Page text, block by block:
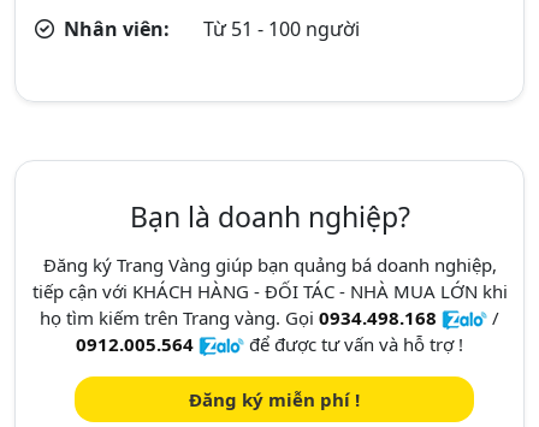
Nhân viên:
Từ 51 - 100 người
Bạn là doanh nghiệp?
Đăng ký Trang Vàng giúp bạn quảng bá doanh nghiệp,
tiếp cận với KHÁCH HÀNG - ĐỐI TÁC - NHÀ MUA LỚN khi
họ tìm kiếm trên Trang vàng. Gọi 0934.498.168
/
0912.005.564
để được tư vấn và hỗ trợ !
Đăng ký miễn phí !